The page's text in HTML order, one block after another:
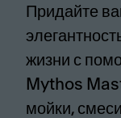
Придайте
жизни с
Mythos
мойки,